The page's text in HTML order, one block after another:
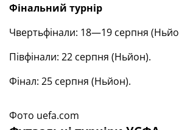
Фінальний турнір
Чвертьфінали: 18—19 серпня
Півфінали: 22 серпня (Ньйон).
Фінал: 25 серпня (Ньйон).
Фото uefa.com